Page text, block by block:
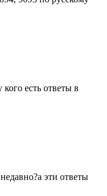
есть ответы в
эти ответы